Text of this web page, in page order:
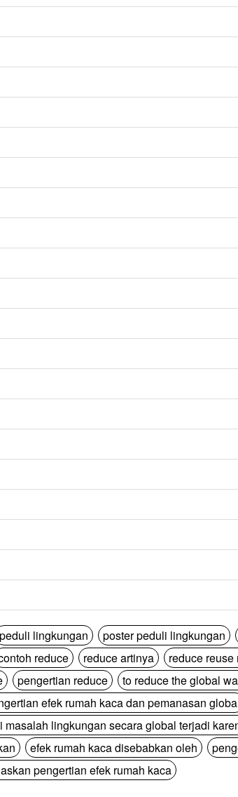
peduli lingkungan
poster peduli lingkungan
reduce reduce artinya
reduce
pengertian reduce
to reduce the global
efek rumah kaca dan pemanasan
masalah lingkungan secara global terjadi
efek rumah kaca disebabkan oleh
pengertian efek rumah kaca